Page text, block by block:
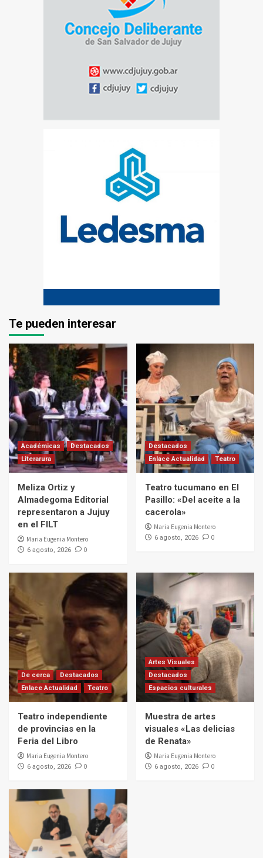
Te pueden interesar
Académicas
Destacados
Literarura
Meliza Ortiz y
Almadegoma Editorial
representaron a Jujuy
en el FILT
Maria Eugenia Montero
6 agosto, 2026 0
Destacados
Enlace Actualidad
Teatro
Teatro tucumano en El
Pasillo: «Del aceite a la
cacerola»
Maria Eugenia Montero
6 agosto, 2026 0
De cerca
Destacados
Enlace Actualidad
Teatro
Teatro independiente
de provincias en la
Feria del Libro
Maria Eugenia Montero
6 agosto, 2026 0
Artes Visuales
Destacados
Espacios culturales
Muestra de artes
visuales «Las delicias
de Renata»
Maria Eugenia Montero
6 agosto, 2026 0